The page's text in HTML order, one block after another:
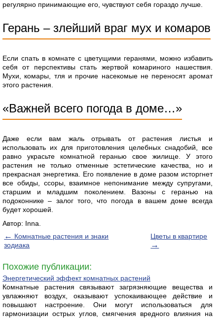
регулярно принимающие его, чувствуют себя гораздо лучше.
Герань – злейший враг мух и комаров
Если спать в комнате с цветущими геранями, можно избавить
себя от перспективы стать жертвой комариного нашествия.
Мухи, комары, тля и прочие насекомые не переносят аромат
этого растения.
«Важней всего погода в доме…»
Даже если вам жаль отрывать от растения листья и
использовать их для приготовления целебных снадобий, все
равно украсьте комнатной геранью свое жилище. У этого
растения не только отменные эстетические качества, но и
прекрасная энергетика. Его появление в доме разом исторгнет
все обиды, ссоры, взаимное непонимание между супругами,
старшим и младшим поколением. Вазоны с геранью на
подоконнике – залог того, что погода в вашем доме всегда
будет хорошей.
Автор: Inna.
← Комнатные растения и знаки
зодиака
Цветы в квартире
→
Похожие публикации:
Энергетический эффект комнатных растений
Комнатные растения связывают загрязняющие вещества и
увлажняют воздух, оказывают успокаивающее действие и
повышают настроение. Они могут использоваться для
гармонизации острых углов, смягчения вредного влияния на